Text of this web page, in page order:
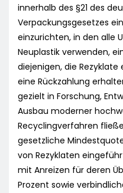
innerhalb des §21 des
Verpackungsgesetzes
einzurichten, in den alle
Neuplastik verwenden,
diejenigen, die Rezyklate
eine Rückzahlung
gezielt in Forschung,
Ausbau moderner
Recyclingverfahren
gesetzliche
von Rezyklaten
mit Anreizen für deren
Prozent sowie